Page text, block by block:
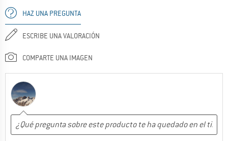
HAZ UNA PREGUNTA
ESCRIBE UNA VALORACIÓN
COMPARTE UNA IMAGEN